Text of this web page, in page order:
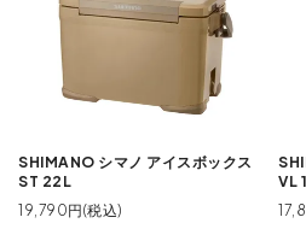
SHIMANO シマノ アイスボックス
ST 22L
19,790円(税込)
VL